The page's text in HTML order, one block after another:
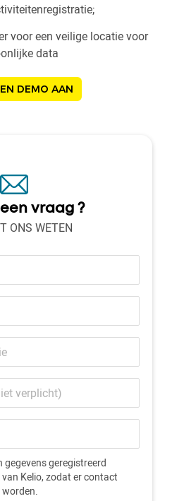
voor een veilige locatie voor
data
DEMO AAN
vraag ?
ONS WETEN
gegevens geregistreerd
Kelio, zodat er contact